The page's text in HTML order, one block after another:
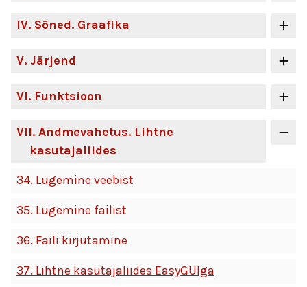
IV. Sõned. Graafika
V. Järjend
VI. Funktsioon
VII. Andmevahetus. Lihtne
kasutajaliides
34. Lugemine veebist
35. Lugemine failist
36. Faili kirjutamine
37. Lihtne kasutajaliides EasyGUIga